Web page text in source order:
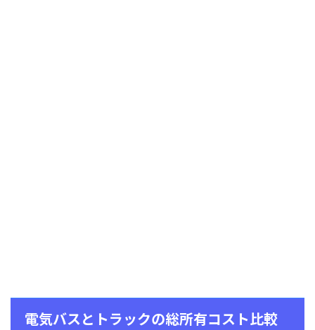
電気バスとトラックの総所有コスト比較